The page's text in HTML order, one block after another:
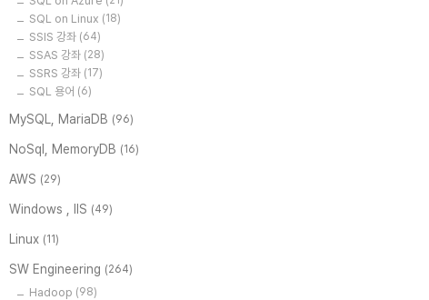
SQL on Linux (18)
SSIS 강좌 (64)
SSAS 강좌 (28)
SSRS 강좌 (17)
SQL 용어 (6)
MySQL, MariaDB (96)
NoSql, MemoryDB (16)
AWS (29)
Windows , IIS (49)
Linux (11)
SW Engineering (264)
Hadoop (98)